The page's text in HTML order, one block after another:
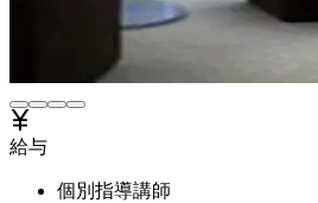
給与
個別指導講師